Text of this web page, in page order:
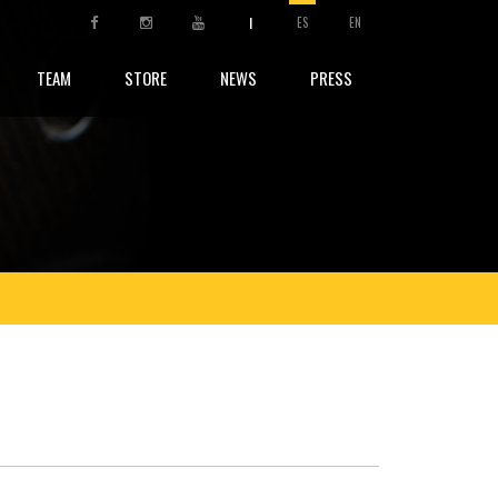
| ES EN
TEAM STORE NEWS PRESS